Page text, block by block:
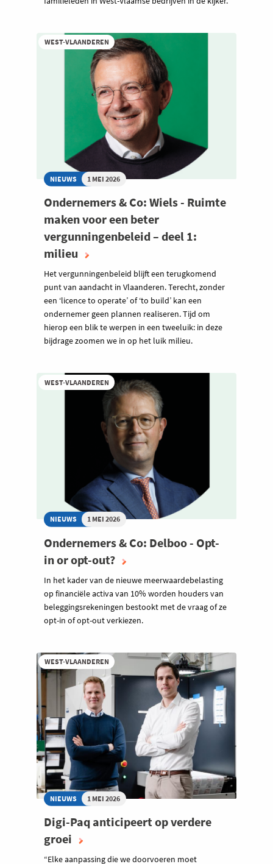
WEST-VLAANDEREN
NIEUWS 1 MEI 2026
Ondernemers & Co: Wiels - Ruimte
maken voor een beter
vergunningenbeleid – deel 1:
milieu
Het vergunningenbeleid blijft een terugkomend
punt van aandacht in Vlaanderen. Terecht, zonder
een ‘licence to operate’ of ‘to build’ kan een
ondernemer geen plannen realiseren. Tijd om
hierop een blik te werpen in een tweeluik: in deze
bijdrage zoomen we in op het luik milieu.
WEST-VLAANDEREN
NIEUWS 1 MEI 2026
Ondernemers & Co: Delboo - Opt-
in or opt-out?
In het kader van de nieuwe meerwaardebelasting
op financiële activa van 10% worden houders van
beleggingsrekeningen bestookt met de vraag of ze
opt-in of opt-out verkiezen.
WEST-VLAANDEREN
NIEUWS 1 MEI 2026
Digi-Paq anticipeert op verdere
groei
“Elke aanpassing die we doorvoeren moet